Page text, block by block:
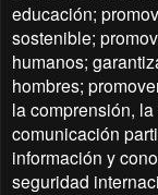
educación;
sostenible;
humanos;
hombres;
la comprensión,
comunicación
información y
seguridad